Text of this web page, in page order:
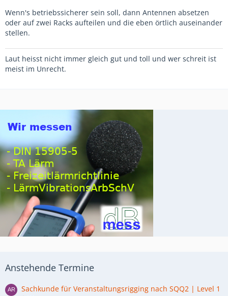
Wenn's betriebssicherer sein soll, dann Antennen absetzen
oder auf zwei Racks aufteilen und die eben örtlich auseinander
stellen.
Laut heisst nicht immer gleich gut und toll und wer schreit ist
meist im Unrecht.
Anstehende Termine
Sachkunde für Veranstaltungsrigging nach SQQ2 | Level 1